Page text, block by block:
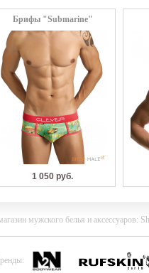
Брифы "Submarine"
1 050 руб.
мужского белья и аксессуаров: